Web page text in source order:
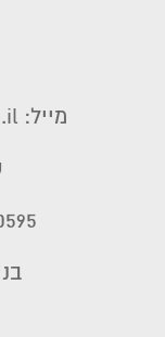
מייל: clinic@liorshenhav.co.il